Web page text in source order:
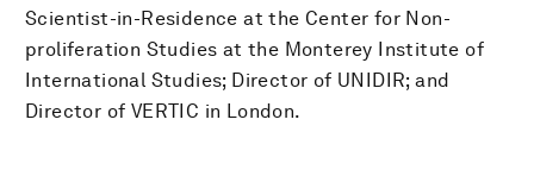
Scientist-in-Residence at the Center for Non-
proliferation Studies at the Monterey Institute of
International Studies; Director of UNIDIR; and
Director of VERTIC in London.